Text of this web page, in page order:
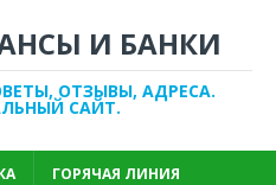
И БАНКИ
ОТЗЫВЫ, АДРЕСА.
САЙТ.
ГОРЯЧАЯ ЛИНИЯ